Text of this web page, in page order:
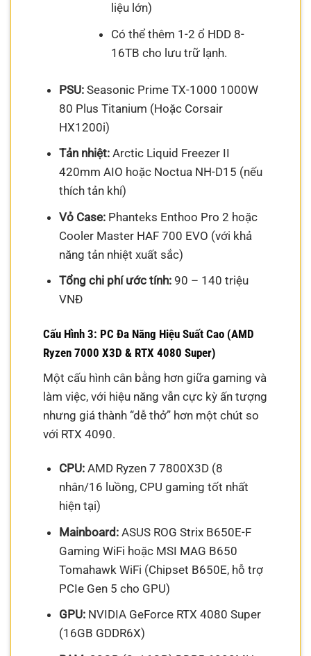
liệu lớn)
Có thể thêm 1-2 ổ HDD 8-
16TB cho lưu trữ lạnh.
PSU:Seasonic Prime TX-1000 1000W
80 Plus Titanium (Hoặc Corsair
HX1200i)
Tản nhiệt:Arctic Liquid Freezer II
420mm AIO hoặc Noctua NH-D15 (nếu
thích tản khí)
Vỏ Case:Phanteks Enthoo Pro 2 hoặc
Cooler Master HAF 700 EVO (với khả
năng tản nhiệt xuất sắc)
Tổng chi phí ước tính:90 – 140 triệu
VNĐ
Cấu Hình 3: PC Đa Năng Hiệu Suất Cao (AMD
Ryzen 7000 X3D & RTX 4080 Super)
Một cấu hình cân bằng hơn giữa gaming và
làm việc, với hiệu năng vẫn cực kỳ ấn tượng
nhưng giá thành “dễ thở” hơn một chút so
với RTX 4090.
CPU:AMD Ryzen 7 7800X3D (8
nhân/16 luồng, CPU gaming tốt nhất
hiện tại)
Mainboard:ASUS ROG Strix B650E-F
Gaming WiFi hoặc MSI MAG B650
Tomahawk WiFi (Chipset B650E, hỗ trợ
PCIe Gen 5 cho GPU)
GPU:NVIDIA GeForce RTX 4080 Super
(16GB GDDR6X)